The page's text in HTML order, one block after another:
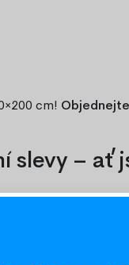
cm!
slevy – ať
atraktivní
nebo